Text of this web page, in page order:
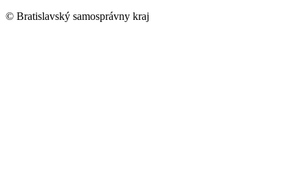
© Bratislavský samosprávny kraj